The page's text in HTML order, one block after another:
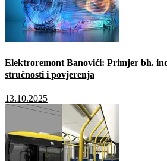
Elektroremont Banovići: Primjer bh.
stručnosti i povjerenja
13.10.2025